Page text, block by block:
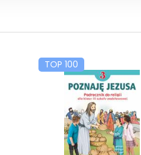
TOP 100